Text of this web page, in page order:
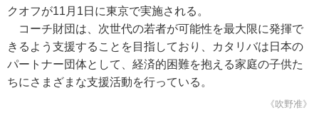
クオフが11月1日に東京で実施される。
コーチ財団は、次世代の若者が可能性を最大限に発揮で
きるよう支援することを目指しており、カタリバは日本の
パートナー団体として、経済的困難を抱える家庭の子供た
ちにさまざまな支援活動を行っている。
《吹野准》